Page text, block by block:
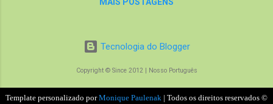
Manchester a cumprir pena de 12 meses de prisão. O uso de
por ter causado risco à segurança dos 91 passageiros a
de navegação da aeronave. O Boeing 737 da British Airways
Tecnologia do Blogger
Copyright © Since 2012 | Nosso Português
Template personalizado porMonique Paulenak | Todos os direitos reservados ©